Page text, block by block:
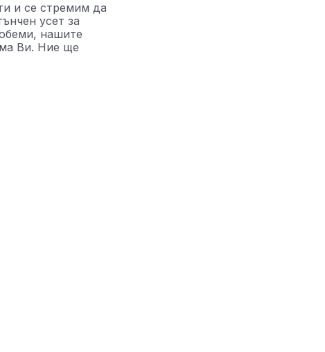
и се стремим да
усет за
нашите
Ви. Ние ще